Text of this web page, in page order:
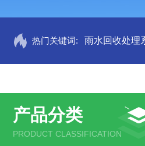
热门关键词: 雨水回收处理
产品分类
PRODUCT CLASSIFICATION